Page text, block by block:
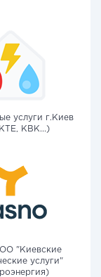
услуги г.Киев
КВК...)
"Киевские
услуги"